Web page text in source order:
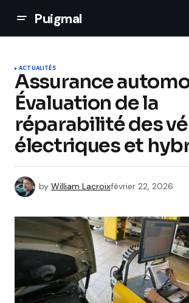
Puigmal
ACTUALITÉS
Assurance
Évaluation de la
réparabilité des
électriques et
by William Lacroixfévrier 22, 2026